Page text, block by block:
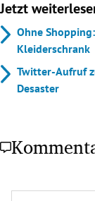
Jetzt
Ohne
Kleiderschrank
Twitter-Aufruf
Desaster